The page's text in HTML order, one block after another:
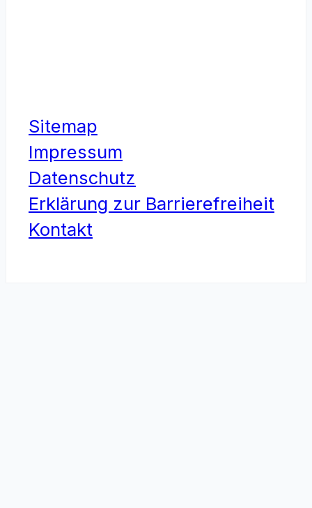
Sitemap
Impressum
Datenschutz
Erklärung zur Barrierefreiheit
Kontakt